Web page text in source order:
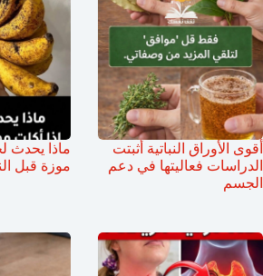
أقوى الأوراق النباتية أثبتت
الدراسات فعاليتها في دعم
الجسم
ماذا يحدث
موزة قبل